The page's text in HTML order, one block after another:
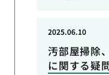
汚部屋掃除
に関する疑
2025.06.10